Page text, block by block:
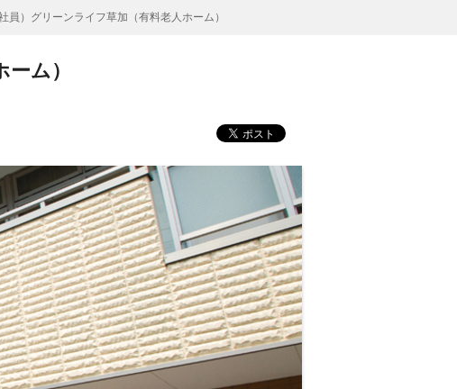
員）グリーンライフ草加（有料老人ホーム）
ム）